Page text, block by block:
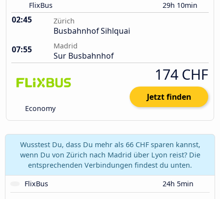
FlixBus 29h 10min
02:45 Zürich
Busbahnhof Sihlquai
07:55
Madrid
Sur Busbahnhof
Economy
174 CHF
Jetzt finden
Wusstest Du, dass Du mehr als 66 CHF sparen kannst,
wenn Du von Zürich nach Madrid über Lyon reist? Die
entsprechenden Verbindungen findest du unten.
FlixBus
24h 5min